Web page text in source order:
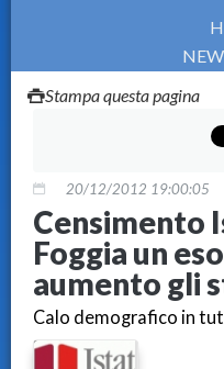
Stampa questa pagina
20/12/2012 19:00:05
Censimento
Foggia un
aumento gli
Calo demografico in